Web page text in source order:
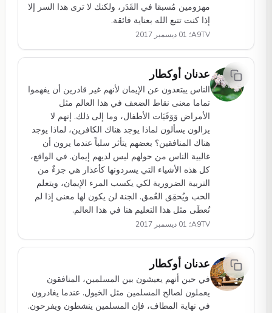
مهزومين مُسبقا في القَدَر، ولكنك لا ترى هذا السر إلا
إذا كنت تتبع الله بعناية فائقة.
A9TV؛ 01 ديسمبر 2017
عدنان أوكطار
الناس يبتعدون عن الإيمان لأنهم غير قادرين أن يفهموا
تماما معنى نقاط الضعف في هذا العالم مثل
الأمراض وَوَفَيَات الأطفال، وما إلى ذلك. إنهم لا
يزالون يسألون لماذا يوجد هناك الكافرين، لماذا يوجد
هناك المنافقين؟ بعضهم يتأثر سلباً عندما يرون أن
غالبية الناس من حولهم ليس لديهم إيمان. في الواقع،
كل هذه الأشياء التي يسردونها كأعذار هي جزءٌ من
التربية الضرورية لكي يكسب المرء الإيمان، ويتعلم
الحب ويُحقِق العُمق. الجنة لن يكون لها معنى إذا لم
نُعطَى مثل هذا التعليم هنا في هذا العالم.
A9TV؛ 01 ديسمبر 2017
عدنان أوكطار
في حين أنهم يعيشون بين المسلمين، المنافقون
يعملون لصالح المسلمين مثل الخيول. عندما يغادرون
في نهاية المطاف، فإن المسلمين ينشطون ويفرحون.